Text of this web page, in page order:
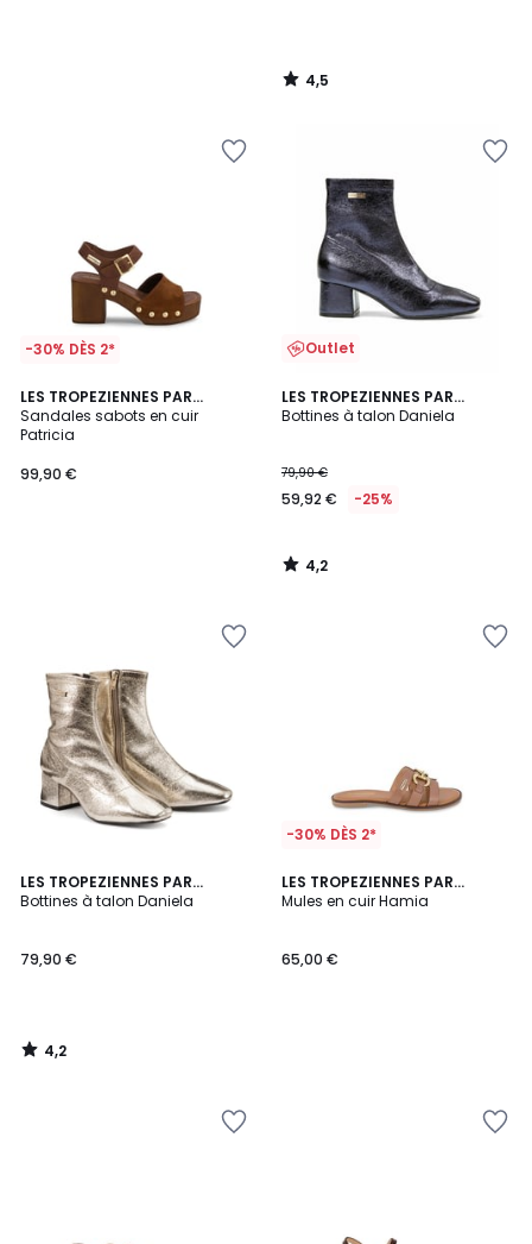
4,5
/
-30% DÈS 2*
LES TROPEZIENNES PAR
M.BELARBI
Sandales sabots en cuir
Patricia
99,90 €
Outlet
LES TROPEZIENNES PAR
M.BELARBI
Bottines à talon Daniela
79,90 €
59,92 € -25%
4,2
/ 5
4,2
/
LES TROPEZIENNES PAR
M.BELARBI
Bottines à talon Daniela
79,90 €
4,2
/ 5
4,2
/
-30% DÈS 2*
LES TROPEZIENNES PAR
M.BELARBI
Mules en cuir Hamia
65,00 €